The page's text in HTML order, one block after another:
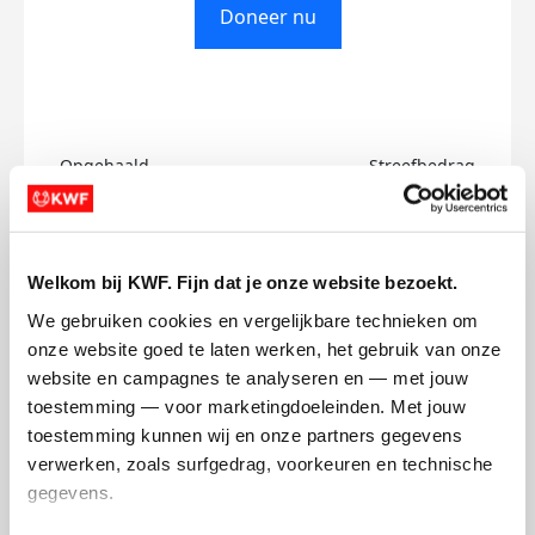
Welkom bij KWF. Fijn dat je onze website bezoekt.
We gebruiken cookies en vergelijkbare technieken om
onze website goed te laten werken, het gebruik van onze
website en campagnes te analyseren en — met jouw
toestemming — voor marketingdoeleinden. Met jouw
toestemming kunnen wij en onze partners gegevens
verwerken, zoals surfgedrag, voorkeuren en technische
gegevens.
Doneer nu
Opgehaald
€0
Streefbedrag
€50
Przmslw's badges